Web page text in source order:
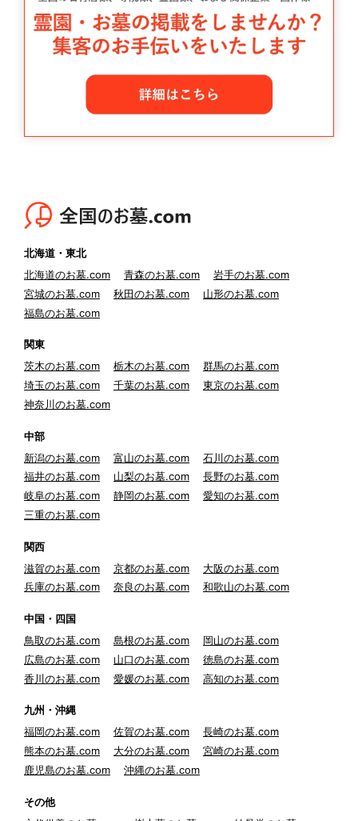
北海道・東北
北海道のお墓.com
青森のお墓.com
岩手のお墓.com
宮城のお墓.com
秋田のお墓.com
山形のお墓.com
福島のお墓.com
関東
茨木のお墓.com
栃木のお墓.com
群馬のお墓.com
埼玉のお墓.com
千葉のお墓.com
東京のお墓.com
神奈川のお墓.com
中部
新潟のお墓.com
富山のお墓.com
石川のお墓.com
福井のお墓.com
山梨のお墓.com
長野のお墓.com
岐阜のお墓.com
静岡のお墓.com
愛知のお墓.com
三重のお墓.com
関西
滋賀のお墓.com
京都のお墓.com
大阪のお墓.com
兵庫のお墓.com
奈良のお墓.com 和歌山のお墓.com
中国・四国
鳥取のお墓.com
島根のお墓.com
岡山のお墓.com
広島のお墓.com
山口のお墓.com
徳島のお墓.com
香川のお墓.com
愛媛のお墓.com 高知のお墓.com
九州・沖縄
福岡のお墓.com
佐賀のお墓.com
長崎のお墓.com
熊本のお墓.com
大分のお墓.com
宮崎のお墓.com
鹿児島のお墓.com
沖縄のお墓.com
その他